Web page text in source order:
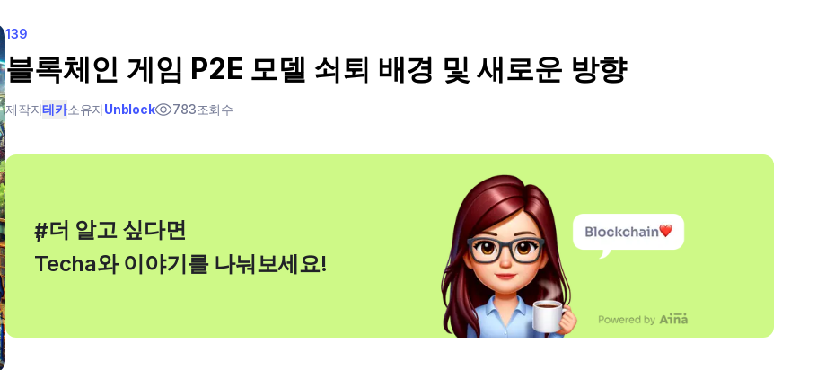
139
블록체인 게임 P2E 모델 쇠퇴 배경 및 새로운 방향
제작자테카소유자Unblock 783조회수
#
, 더 알고 싶다면
Techa와 이야기를 나눠보세요!